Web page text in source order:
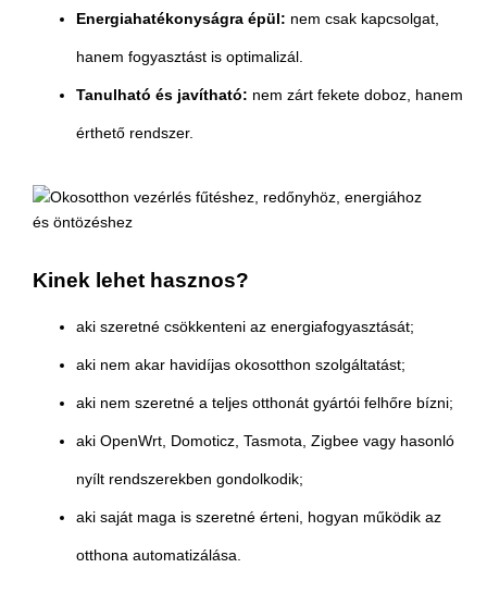
Energiahatékonyságra épül: nem csak kapcsolgat,
hanem fogyasztást is optimalizál.
Tanulható és javítható: nem zárt fekete doboz, hanem
érthető rendszer.
Kinek lehet hasznos?
aki szeretné csökkenteni az energiafogyasztását;
aki nem akar havidíjas okosotthon szolgáltatást;
aki nem szeretné a teljes otthonát gyártói felhőre bízni;
aki OpenWrt, Domoticz, Tasmota, Zigbee vagy hasonló
nyílt rendszerekben gondolkodik;
aki saját maga is szeretné érteni, hogyan működik az
otthona automatizálása.